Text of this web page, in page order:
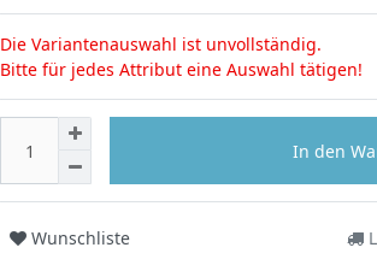
Die Variantenauswahl ist unvollständig.
Bitte für jedes Attribut eine Auswahl tätigen!
In den
Wunschliste